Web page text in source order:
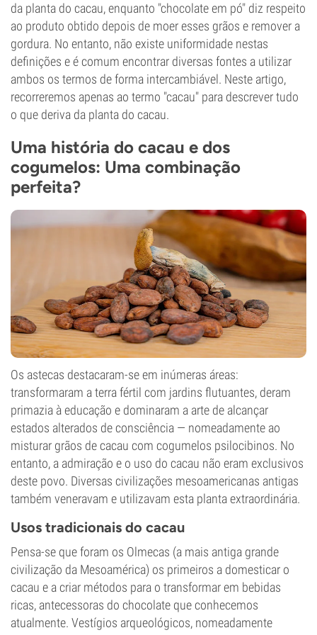
da planta do cacau, enquanto "chocolate em pó" diz respeito
ao produto obtido depois de moer esses grãos e remover a
gordura. No entanto, não existe uniformidade nestas
definições e é comum encontrar diversas fontes a utilizar
ambos os termos de forma intercambiável. Neste artigo,
recorreremos apenas ao termo "cacau" para descrever tudo
o que deriva da planta do cacau.
Uma história do cacau e dos
cogumelos: Uma combinação
perfeita?
Os astecas destacaram-se em inúmeras áreas:
transformaram a terra fértil com jardins flutuantes, deram
primazia à educação e dominaram a arte de alcançar
estados alterados de consciência — nomeadamente ao
misturar grãos de cacau com cogumelos psilocibinos. No
entanto, a admiração e o uso do cacau não eram exclusivos
deste povo. Diversas civilizações mesoamericanas antigas
também veneravam e utilizavam esta planta extraordinária.
Usos tradicionais do cacau
Pensa-se que foram os Olmecas (a mais antiga grande
civilização da Mesoamérica) os primeiros a domesticar o
cacau e a criar métodos para o transformar em bebidas
ricas, antecessoras do chocolate que conhecemos
atualmente. Vestígios arqueológicos, nomeadamente